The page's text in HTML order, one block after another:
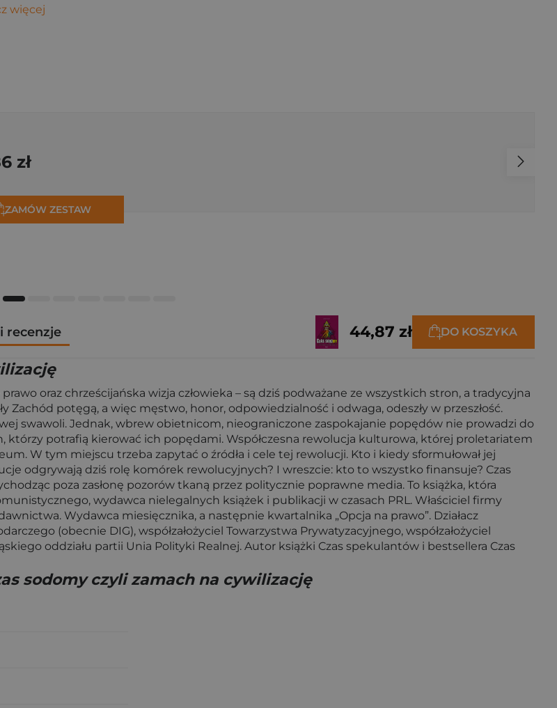
więcej
zł
ZAMÓW ZESTAW
recenzje 44,87 zł DO KOSZYKA
oraz chrześcijańska wizja człowieka – są dziś podważane ze wszystkich stron, a tradycyjna
Zachód potęgą, a więc męstwo, honor, odpowiedzialność i odwaga, odeszły w przeszłość.
swawoli. Jednak, wbrew obietnicom, nieograniczone zaspokajanie popędów nie prowadzi do
którzy potrafią kierować ich popędami. Współczesna rewolucja kulturowa, której proletariatem
W tym miejscu trzeba zapytać o źródła i cele tej rewolucji. Kto i kiedy sformułował jej
odgrywają dziś rolę komórek rewolucyjnych? I wreszcie: kto to wszystko finansuje? Czas
poza zasłonę pozorów tkaną przez politycznie poprawne media. To książka, która
wydawca nielegalnych książek i publikacji w czasach PRL. Właściciel firmy
Wydawca miesięcznika, a następnie kwartalnika „Opcja na prawo”. Działacz
(obecnie DIG), współzałożyciel Towarzystwa Prywatyzacyjnego, współzałożyciel
oddziału partii Unia Polityki Realnej. Autor książki Czas spekulantów i bestsellera Czas
sodomy czyli zamach na cywilizację